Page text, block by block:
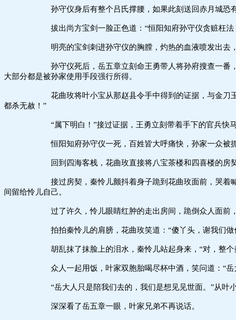
孙守仪身后有整个吕氏撑腰，如果此刻送回赤月城恐有变
拔出尚方宝剑一脸正色道：“恒阳知府孙守仪贪赃枉法，欺
明亮的宝剑刺进孙守仪的胸膛，灼热的血液喷发出去，孙守
孙守仪死后，岳五章立刻命王勇带人将孙府搜查一番，这一
大部分都是被孙家使用手段强行所得。
花曲玫将叶小宝从那赵县令手中得到的证据，与金刀玉玺搜
都杀无赦！”
“属下明白！”接过证据，王勇立刻带着手下的官兵快马加
恒阳知府孙守仪一死，百姓皆大呼痛快，孙家一众被抓进
回到四海客栈，花曲玫直接将八宝茶楼和四喜楼的房契
接过房契，秦怜儿颤抖着身子跪到花曲玫面前，哭着喊道：
间留给怜儿自己。
过了许久，怜儿眼睛红肿的走出房间，跪倒众人面前，磕
拍拍秦怜儿的肩膀，花曲玫笑道：“傻丫头，谢我们做什么
胡乱抹了抹脸上的泪水，秦怜儿站起身来，“对，整个秦家
众人一起用饭，叶家双胞胎喝尽杯中酒，笑问道：“岳大人
“岳大人只是陪我们去的，我们是想见见世面。”从叶小宝
深深看了岳五章一眼，叶家兄弟不再说话。